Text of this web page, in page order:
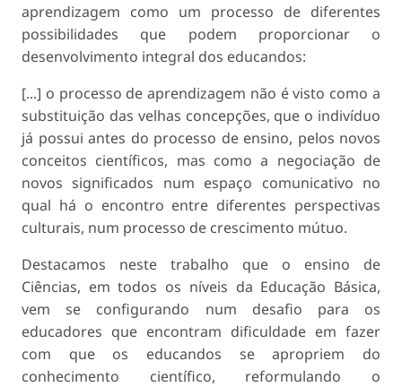
aprendizagem como um processo de diferentes
possibilidades que podem proporcionar o
desenvolvimento integral dos educandos:
[...] o processo de aprendizagem não é visto como a
substituição das velhas concepções, que o indivíduo
já possui antes do processo de ensino, pelos novos
conceitos científicos, mas como a negociação de
novos significados num espaço comunicativo no
qual há o encontro entre diferentes perspectivas
culturais, num processo de crescimento mútuo.
Destacamos neste trabalho que o ensino de
Ciências, em todos os níveis da Educação Básica,
vem se configurando num desafio para os
educadores que encontram dificuldade em fazer
com que os educandos se apropriem do
conhecimento científico, reformulando o